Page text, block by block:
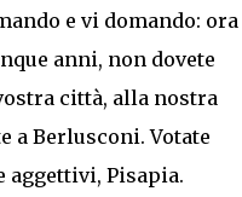
e vi domando: ora
anni, non dovete
città, alla nostra
a Berlusconi. Votate
aggettivi, Pisapia.